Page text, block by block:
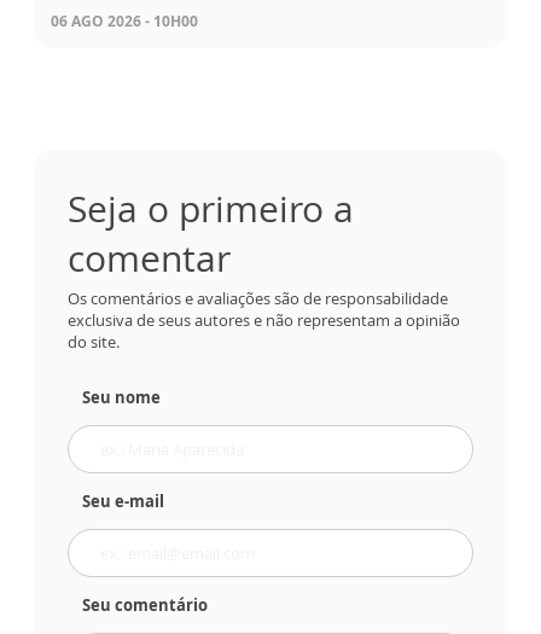
06 AGO 2026 - 10H00
Seja o primeiro a
comentar
Os comentários e avaliações são de responsabilidade
exclusiva de seus autores e não representam a opinião
do site.
Seu nome
Seu e-mail
Seu comentário